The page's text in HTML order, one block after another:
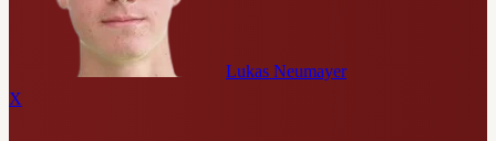
Lukas Neumayer
X